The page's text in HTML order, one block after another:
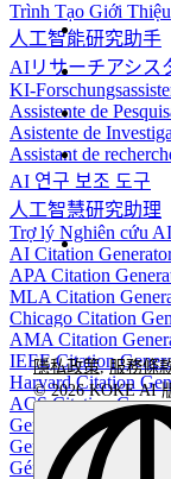
Trình Tạo Giới Thiệu
人工智能研究助手
AIリサーチアシス
KI-
Assistente de
Asistente de
Assistant de
AI 연구 보조 도구
人工智慧研究助理
Trợ lý Nghiên cứu AI
AI Citation
APA Citation
MLA Citation
Chicago Citation
AMA Citation
IEEE Citation
Harvard Citation
ACS Citation
Generador de Citas
Gerador de Citações
Générateur de
隱私政策,服務條
© 2026 KOKE AI